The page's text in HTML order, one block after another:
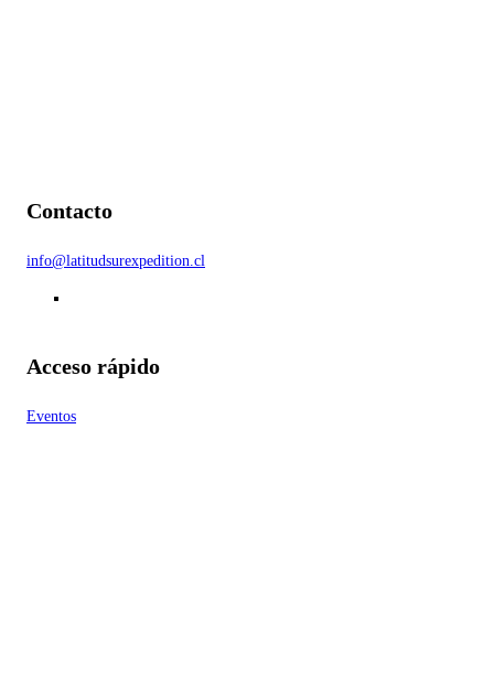
Contacto
info@latitudsurexpedition.cl
Acceso rápido
Eventos